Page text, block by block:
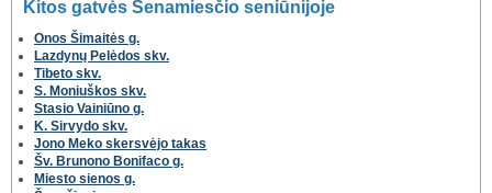
Kitos gatvės Senamiesčio seniūnijoje
Onos Šimaitės g.
Lazdynų Pelėdos skv.
Tibeto skv.
S. Moniuškos skv.
Stasio Vainiūno g.
K. Sirvydo skv.
Jono Meko skersvėjo takas
Šv. Brunono Bonifaco g.
Miesto sienos g.